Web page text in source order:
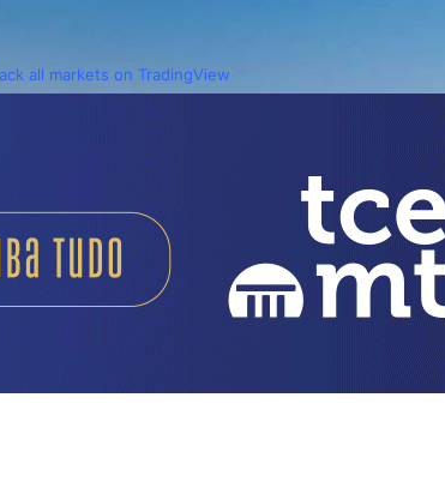
all markets on TradingView